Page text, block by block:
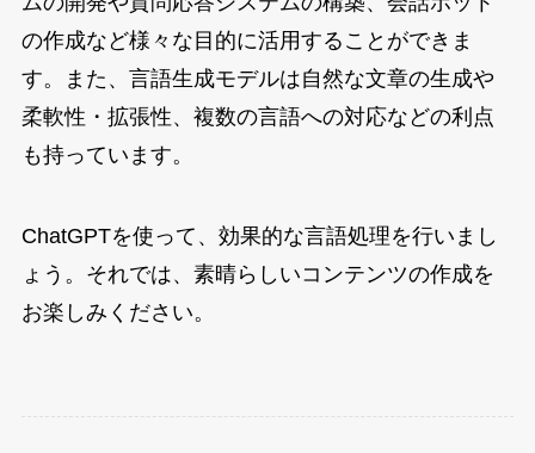
の作成など様々な目的に活用することができま
す。また、言語生成モデルは自然な文章の生成や
柔軟性・拡張性、複数の言語への対応などの利点
も持っています。
ChatGPTを使って、効果的な言語処理を行いまし
ょう。それでは、素晴らしいコンテンツの作成を
お楽しみください。